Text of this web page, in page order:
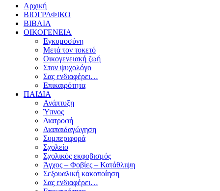
Αρχική
ΒΙΟΓΡΑΦΙΚΟ
ΒΙΒΛΙΑ
ΟΙΚΟΓΕΝΕΙΑ
Εγκυμοσύνη
Μετά τον τοκετό
Οικογενειακή ζωή
Στον ψυχολόγο
Σας ενδιαφέρει…
Επικαιρότητα
ΠΑΙΔΙΑ
Ανάπτυξη
Ύπνος
Διατροφή
Διαπαιδαγώγηση
Συμπεριφορά
Σχολείο
Σχολικός εκφοβισμός
Άγχος – Φοβίες – Κατάθλιψη
Σεξουαλική κακοποίηση
Σας ενδιαφέρει…